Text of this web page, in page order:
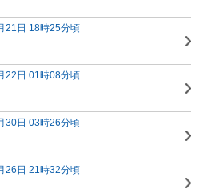
21日 18時25分頃
22日 01時08分頃
30日 03時26分頃
26日 21時32分頃